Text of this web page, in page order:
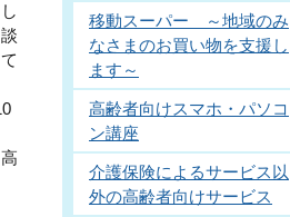
移動スーパー ～地域のみ
なさまのお買い物を支援し
ます～
高齢者向けスマホ・パソコ
ン講座
介護保険によるサービス以
外の高齢者向けサービス